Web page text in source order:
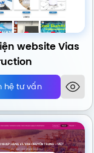
website Vias
hệ tư vấn